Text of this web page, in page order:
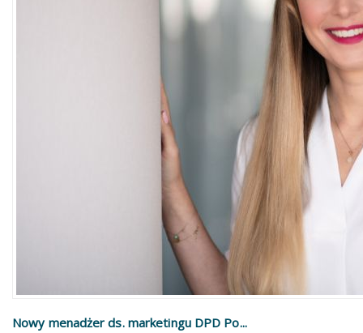
Nowy menadżer ds. marketingu DPD Po...